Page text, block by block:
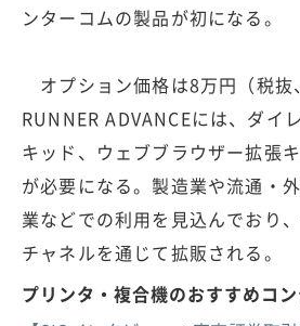
ンターコムの製品が初になる。
オプション価格は8万円（税
RUNNER ADVANCEには、ダイ
キッド、ウェブブラウザー拡張
が必要になる。製造業や流通・
業などでの利用を見込んでおり
チャネルを通じて拡販される。
プリンタ・複合機のおすすめコ